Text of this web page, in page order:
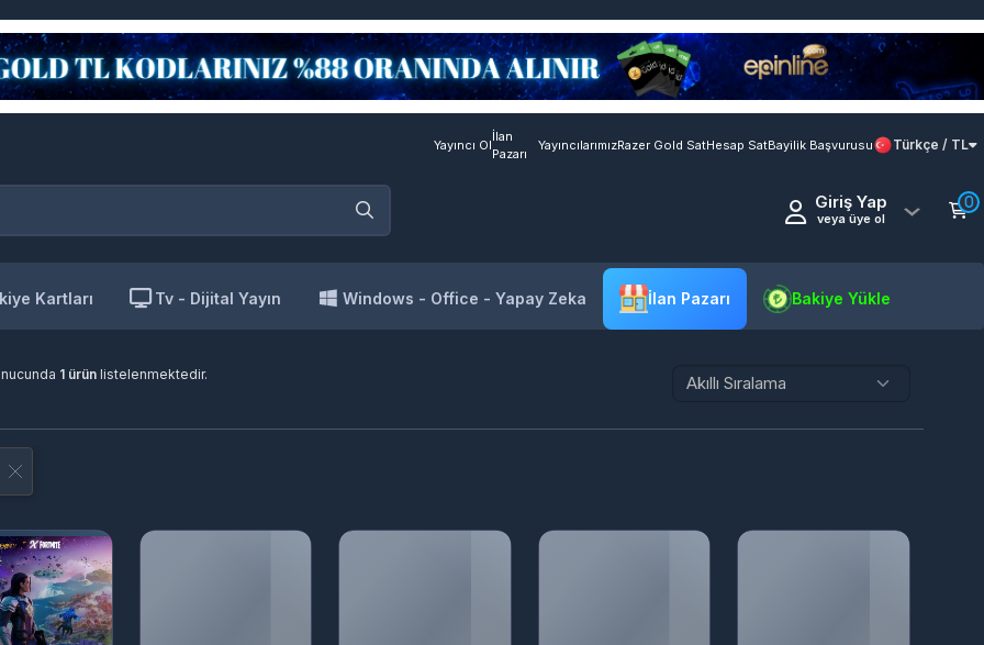
Yayıncı Ol
İlan
Pazarı
YayıncılarımızRazer Gold SatHesap SatBayilik Başvurusu Türkçe / TL
Giriş Yap
veya üye ol
0
Kartları Tv - Dijital Yayın Windows - Office - Yapay Zeka İlan Pazarı Bakiye Yükle
1 ürünlistelenmektedir.